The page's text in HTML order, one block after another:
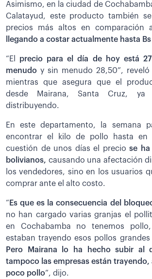
Asimismo, en la ciudad de
Calatayud, este producto también
precios más altos en comparación
llegando a costar actualmente hasta
“El precio para el día de hoy está
menudo y sin menudo 28,50”,
mientras que asegura que el
desde Mairana, Santa Cruz,
distribuyendo.
En este departamento, la semana
encontrar el kilo de pollo hasta en
cuestión de unos días el precio se ha
bolivianos, causando una afectación
los vendedores, sino en los usuarios
comprar ante el alto costo.
“ Es que es la consecuencia del
no han cargado varias granjas el
en Cochabamba no tenemos
estaban trayendo esos pollos grandes
Pero Mairana lo ha hecho subir al
tampoco las empresas están trayendo,
poco pollo”, dijo.